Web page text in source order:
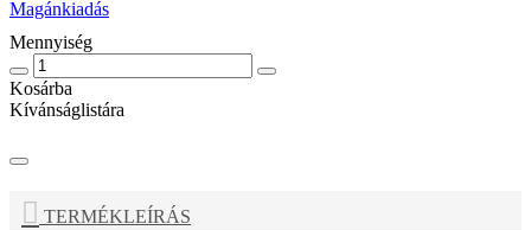
Magánkiadás
Mennyiség
Kosárba
Kívánságlistára
TERMÉKLEÍRÁS